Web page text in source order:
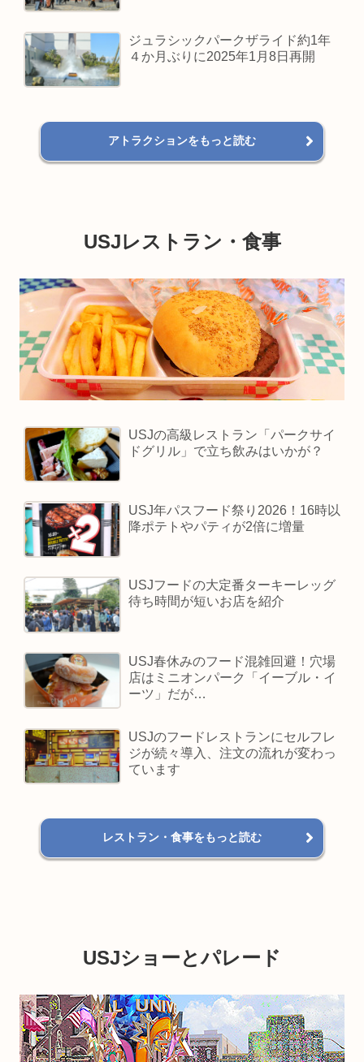
ジュラシックパークザライド約1年
４か月ぶりに2025年1月8日再開
アトラクションをもっと読む
USJレストラン・食事
USJの高級レストラン「パークサイ
ドグリル」で立ち飲みはいかが？
USJ年パスフード祭り2026！16時以
降ポテトやパティが2倍に増量
USJフードの大定番ターキーレッグ
待ち時間が短いお店を紹介
USJ春休みのフード混雑回避！穴場
店はミニオンパーク「イーブル・イ
ーツ」だが…
USJのフードレストランにセルフレ
ジが続々導入、注文の流れが変わっ
ています
レストラン・食事をもっと読む
USJショーとパレード